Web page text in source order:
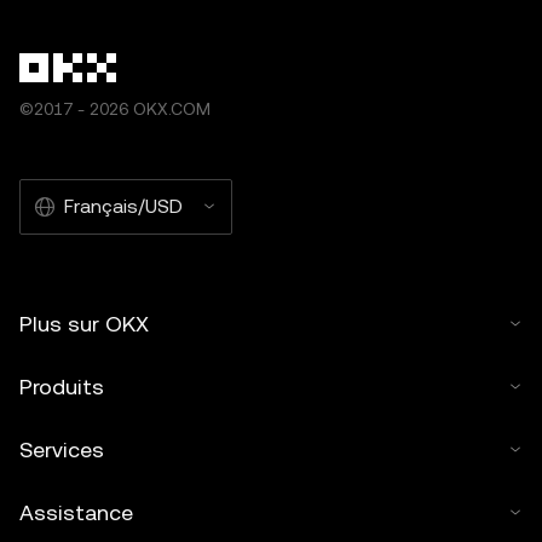
©2017 - 2026 OKX.COM
Français/USD
Plus sur OKX
Produits
Services
Assistance